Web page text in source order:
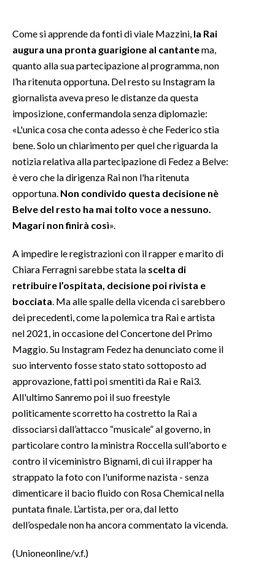
#CARAUNIONE
3 MINUTI CON
INFO AZIENDE
ANNUNCI
NECROLOGI
PUBBLICITÀ
SPIAGGE
STORE
Come si apprende da fonti di viale Mazzini, la Rai
augura una pronta guarigione al cantantema,
quanto alla sua partecipazione al programma, non
l’ha ritenuta opportuna. Del resto su Instagram la
giornalista aveva preso le distanze da questa
imposizione, confermandola senza diplomazie:
«L'unica cosa che conta adesso è che Federico stia
bene. Solo un chiarimento per quel che riguarda la
notizia relativa alla partecipazione di Fedez a Belve:
è vero che la dirigenza Rai non l'ha ritenuta
opportuna. Non condivido questa decisione nè
Belve del resto ha mai tolto voce a nessuno.
Magari non finirà così».
A impedire le registrazioni con il rapper e marito di
Chiara Ferragni sarebbe stata la scelta di
retribuire l’ospitata, decisione poi rivista e
bocciata . Ma alle spalle della vicenda ci sarebbero
dei precedenti, come la polemica tra Rai e artista
nel 2021, in occasione del Concertone del Primo
Maggio. Su Instagram Fedez ha denunciato come il
suo intervento fosse stato stato sottoposto ad
approvazione, fatti poi smentiti da Rai e Rai3.
All'ultimo Sanremo poi il suo freestyle
politicamente scorretto ha costretto la Rai a
dissociarsi dall’attacco “musicale” al governo, in
particolare contro la ministra Roccella sull'aborto e
contro il viceministro Bignami, di cui il rapper ha
strappato la foto con l'uniforme nazista - senza
dimenticare il bacio fluido con Rosa Chemical nella
puntata finale. L’artista, per ora, dal letto
dell’ospedale non ha ancora commentato la vicenda.
(Unioneonline/v.f.)